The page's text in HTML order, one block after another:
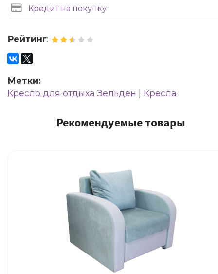
Кредит на покупку
Рейтинг:
Метки:
Кресло для отдыха Зельден | Кресла
Рекомендуемые товары